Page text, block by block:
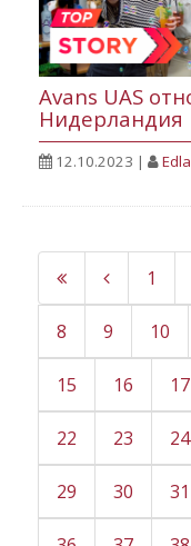
Avans UAS
Нидерландия
12.10.2023 |
1
8 9 10
15 16 17
22 23 24
29 30 31